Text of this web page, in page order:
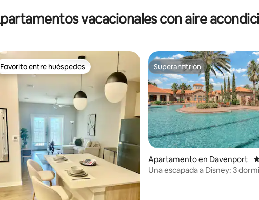
vacacionales con aire
4.89 de 5, 103 reseñas
Favorito entre huéspedes
Favorito entre huéspedes Superanfitrión
Superanfitrión
Apartamento en Davenport
Una escapada a Disney: 3